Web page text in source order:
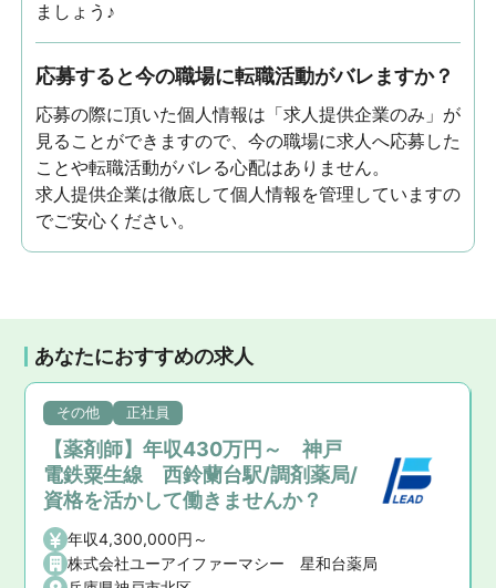
ましょう♪
応募すると今の職場に転職活動がバレますか？
応募の際に頂いた個人情報は「求人提供企業のみ」が
見ることができますので、今の職場に求人へ応募した
ことや転職活動がバレる心配はありません。
求人提供企業は徹底して個人情報を管理していますの
でご安心ください。
あなたにおすすめの求人
その他 正社員
【薬剤師】年収430万円～ 神戸
電鉄粟生線 西鈴蘭台駅/調剤薬局/
資格を活かして働きませんか？
年収4,300,000円～
株式会社ユーアイファーマシー 星和台薬局